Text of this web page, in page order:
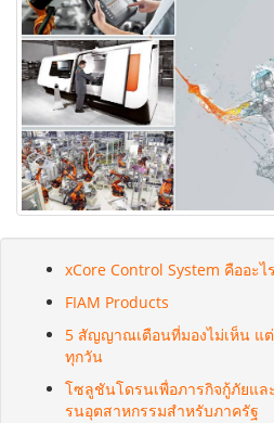
xCore Control System คืออะไร
FIAM Products
5 สัญญาณเตือนที่มองไม่เห็น แ
ทุกวัน
โซลูชันโดรนเพื่อภารกิจกู้ภัยแ
รนอุตสาหกรรมสำหรับภาครัฐ